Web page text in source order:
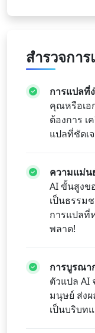
สำรวจกา
การแปลที่
คุณหรือเอ
ต้องการ เ
แปลที่ชัดเ
ความแม่น
AI ขั้นสูงข
เป็นธรรม
การแปลที่
พลาด!
การบูรณา
ตัวแปล AI
มนุษย์ ส่งผ
เป็นบริบท